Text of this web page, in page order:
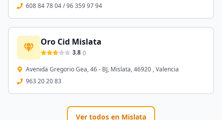
608 84 78 04 / 96 359 97 94
Oro Cid Mislata
3.8 ()
Avenida Gregorio Gea, 46 - BJ, Mislata, 46920 , Valencia
963 20 20 83
Ver todos en Mislata